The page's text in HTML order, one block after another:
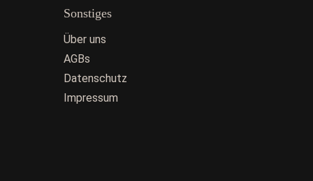
Sonstiges
Über uns
AGBs
Datenschutz
Impressum